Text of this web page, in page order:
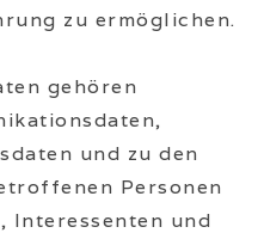
zu ermöglichen.
gehören
und zu den
Personen
Interessenten und